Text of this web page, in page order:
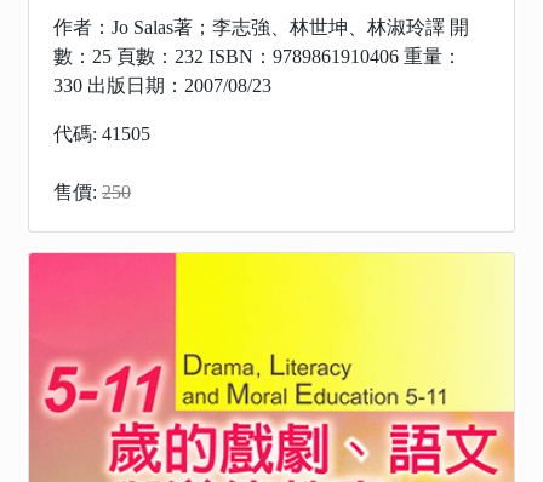
作者：Jo Salas著；李志強、林世坤、林淑玲譯 開
數：25 頁數：232 ISBN：9789861910406 重量：
330 出版日期：2007/08/23
代碼: 41505
售價: 250